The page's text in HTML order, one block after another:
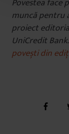
Povestea face
muncă pentru
proiect
UniCredit Bank.
povești din